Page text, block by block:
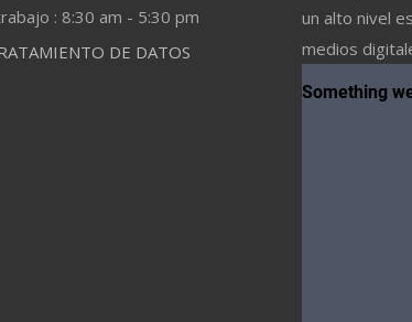
: 8:30 am - 5:30 pm
DE DATOS
un alto nivel
medios